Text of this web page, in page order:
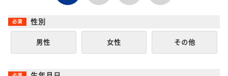
性別
男性 女性 その他